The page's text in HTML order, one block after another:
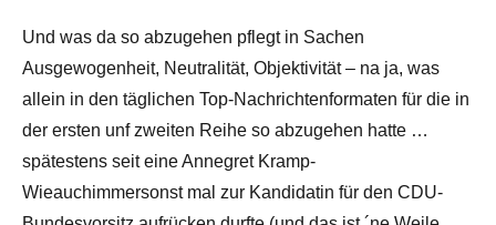
Und was da so abzugehen pflegt in Sachen
Ausgewogenheit, Neutralität, Objektivität – na ja, was
allein in den täglichen Top-Nachrichtenformaten für die in
der ersten unf zweiten Reihe so abzugehen hatte …
spätestens seit eine Annegret Kramp-
Wieauchimmersonst mal zur Kandidatin für den CDU-